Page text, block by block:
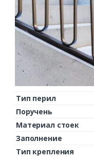
Тип перил
Поручень
Материал стоек
Заполнение
Тип крепления